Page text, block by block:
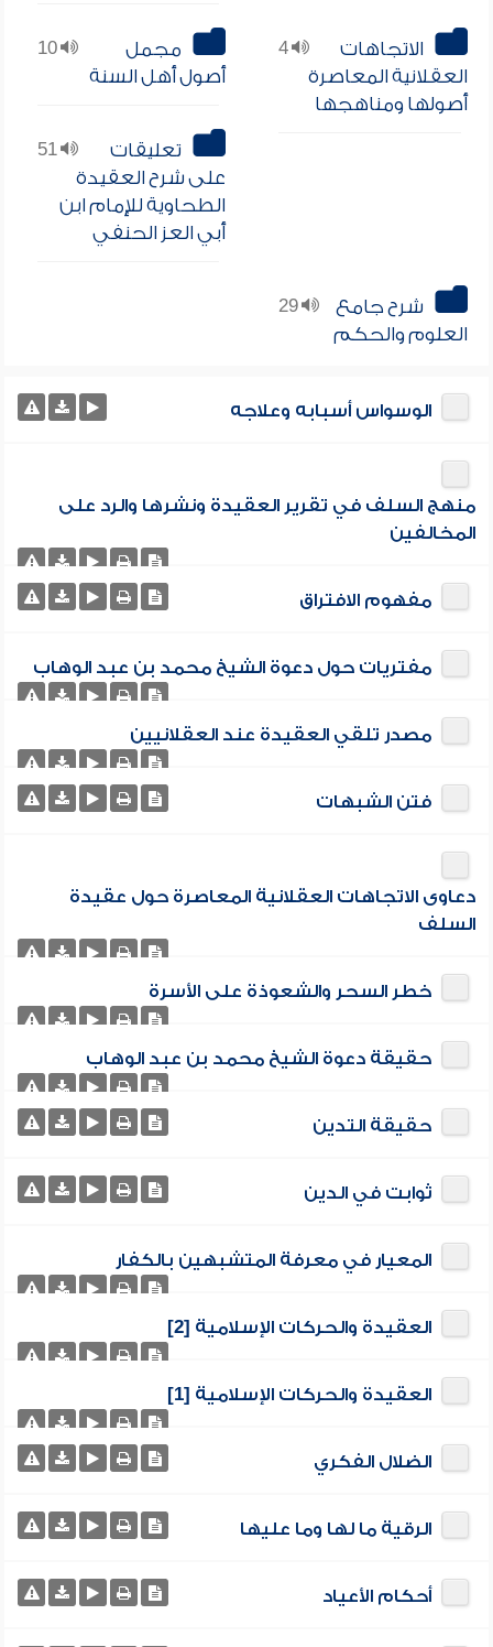
4
الاتجاهات
العقلانية المعاصرة
أصولها ومناهجها
10
مجمل
أصول أهل السنة
51
تعليقات
على شرح العقيدة
الطحاوية للإمام ابن
أبي العز الحنفي
29
شرح جامع
العلوم والحكم
الوسواس أسبابه وعلاجه
منهج السلف في تقرير العقيدة ونشرها والرد على
المخالفين
مفهوم الافتراق
مفتريات حول دعوة الشيخ محمد بن عبد الوهاب
مصدر تلقي العقيدة عند العقلانيين
فتن الشبهات
دعاوى الاتجاهات العقلانية المعاصرة حول عقيدة
السلف
خطر السحر والشعوذة على الأسرة
حقيقة دعوة الشيخ محمد بن عبد الوهاب
حقيقة التدين
ثوابت في الدين
المعيار في معرفة المتشبهين بالكفار
العقيدة والحركات الإسلامية [2]
العقيدة والحركات الإسلامية [1]
الضلال الفكري
الرقية ما لها وما عليها
أحكام الأعياد